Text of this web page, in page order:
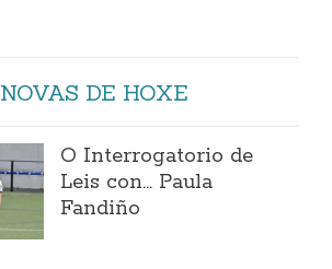
NOVAS DE HOXE
O Interrogatorio de
Leis con... Paula
Fandiño